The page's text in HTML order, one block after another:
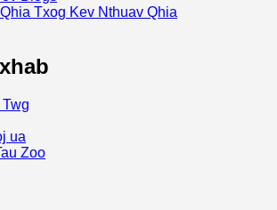
Txog Kev Nthuav Qhia
ua
Zoo